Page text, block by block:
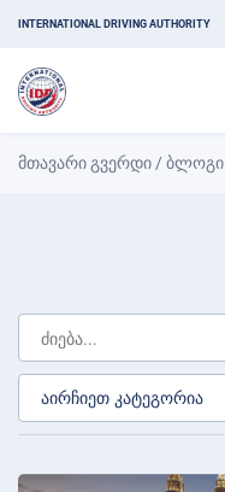
INTERNATIONAL DRIVING AUTHORITY
მთავარი გვერდი /ბლოგი